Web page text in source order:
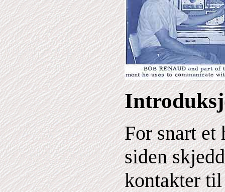
For snart et
siden
kontakter